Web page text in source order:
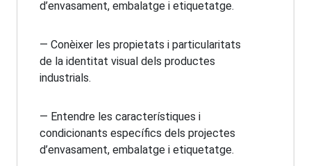
d’envasament, embalatge i etiquetatge.
— Conèixer les propietats i particularitats
de la identitat visual dels productes
industrials.
— Entendre les característiques i
condicionants específics dels projectes
d’envasament, embalatge i etiquetatge.